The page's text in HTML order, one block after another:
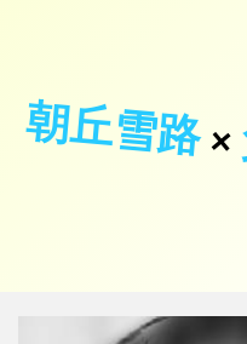
朝丘雪路×